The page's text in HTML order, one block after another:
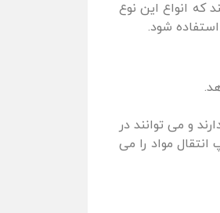
که انواع این نوع
استفاده شود.
و می توانند در
مواد را می